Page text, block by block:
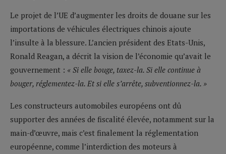
Le projet de l’UE d’augmenter les droits de douane sur les
importations de véhicules électriques chinois ajoute
l’insulte à la blessure. L’ancien président des Etats-Unis,
Ronald Reagan, a décrit la vision de l’économie qu’avait le
gouvernement : « Si elle bouge, taxez-la. Si elle continue à
bouger, réglementez-la. Et si elle s’arrête, subventionnez-la. »
Les constructeurs automobiles européens ont dû
supporter des années de fiscalité élevée, notamment sur la
main-d’œuvre, mais c’est finalement la réglementation
européenne, comme l’interdiction des moteurs à